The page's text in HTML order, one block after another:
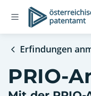
Open
navigation
Logo
Erfindungen
PRIO-